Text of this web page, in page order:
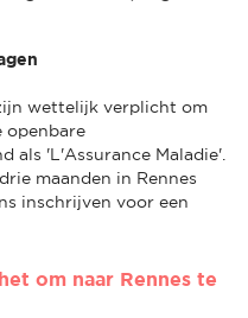
wettelijk verplicht om
openbare
als 'L'Assurance Maladie'.
maanden in Rennes
inschrijven voor een
om naar Rennes te